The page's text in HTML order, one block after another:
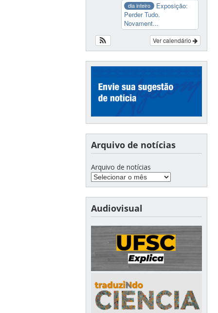
dia inteiro
Exposição:
Perder Tudo.
Novament...
Ver calendário
Arquivo de notícias
Arquivo de notícias
Audiovisual